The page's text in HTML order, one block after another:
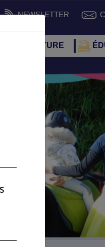
NEWSLETTER
ET CULTURE